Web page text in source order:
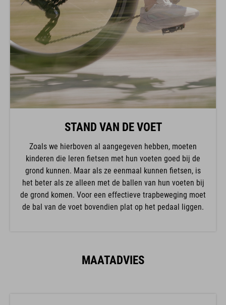
STAND VAN DE VOET
Zoals we hierboven al aangegeven hebben, moeten
kinderen die leren fietsen met hun voeten goed bij de
grond kunnen. Maar als ze eenmaal kunnen fietsen, is
het beter als ze alleen met de ballen van hun voeten bij
de grond komen. Voor een effectieve trapbeweging moet
de bal van de voet bovendien plat op het pedaal liggen.
MAATADVIES